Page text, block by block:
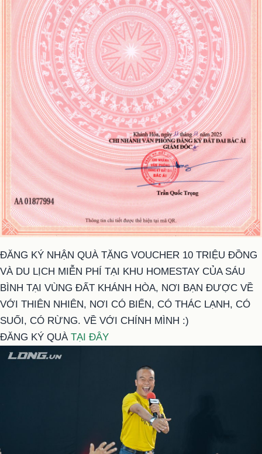
ĐĂNG KÝ NHẬN QUÀ TẶNG VOUCHER 10 TRIỆU ĐỒNG
VÀ DU LỊCH MIỄN PHÍ TẠI KHU HOMESTAY CỦA SÁU
BÌNH TẠI VÙNG ĐẤT KHÁNH HÒA, NƠI BẠN ĐƯỢC VỀ
VỚI THIÊN NHIÊN, NƠI CÓ BIỂN, CÓ THÁC LẠNH, CÓ
SUỐI, CÓ RỪNG. VỀ VỚI CHÍNH MÌNH :)
ĐĂNG KÝ QUÀ TẠI ĐÂY